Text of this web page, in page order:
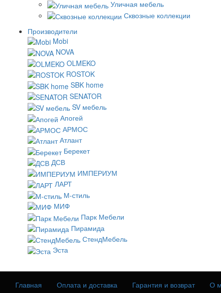
Уличная мебель
Сквозные коллекции
Производители
Mobi
NOVA
OLMEKO
ROSTOK
SBK home
SENATOR
SV мебель
Апогей
АРМОС
Атлант
Берекет
ДСВ
ИМПЕРИУМ
ЛАРТ
М-стиль
МИФ
Парк Мебели
Пирамида
СтендМебель
Эста
Главная Оплата и доставка Гарантия и возврат О